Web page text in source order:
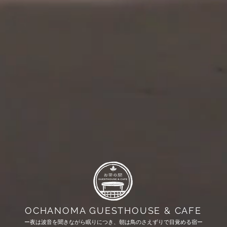
OCHANOMA GUESTHOUSE & CAFE
ー夜は波音を聞きながら眠りにつき、朝は鳥のさえずりで目覚める宿ー